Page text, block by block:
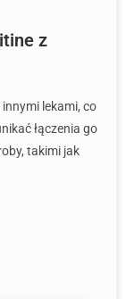
z
lekami, co
łączenia go
takimi jak